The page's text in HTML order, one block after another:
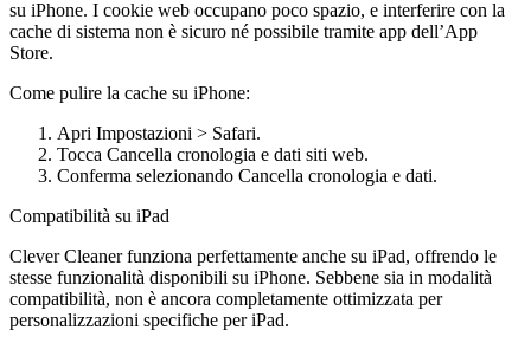
su iPhone. I cookie web occupano poco spazio, e interferire con la
cache di sistema non è sicuro né possibile tramite app dell’App
Store.
Come pulire la cache su iPhone:
Apri Impostazioni > Safari.
Tocca Cancella cronologia e dati siti web.
Conferma selezionando Cancella cronologia e dati.
Compatibilità su iPad
Clever Cleaner funziona perfettamente anche su iPad, offrendo le
stesse funzionalità disponibili su iPhone. Sebbene sia in modalità
compatibilità, non è ancora completamente ottimizzata per
personalizzazioni specifiche per iPad.